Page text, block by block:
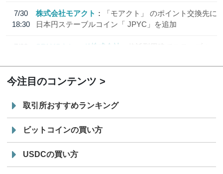
7/30
18:30
株式会社モアクト
「モアクト」 のポイント交換先に
日本円ステーブルコイン「 JPYC」を追加
7/29
SBI VCトレード株式会社
信託型円建てステーブル
今注目のコンテンツ
取引所おすすめランキング
ビットコインの買い方
USDCの買い方